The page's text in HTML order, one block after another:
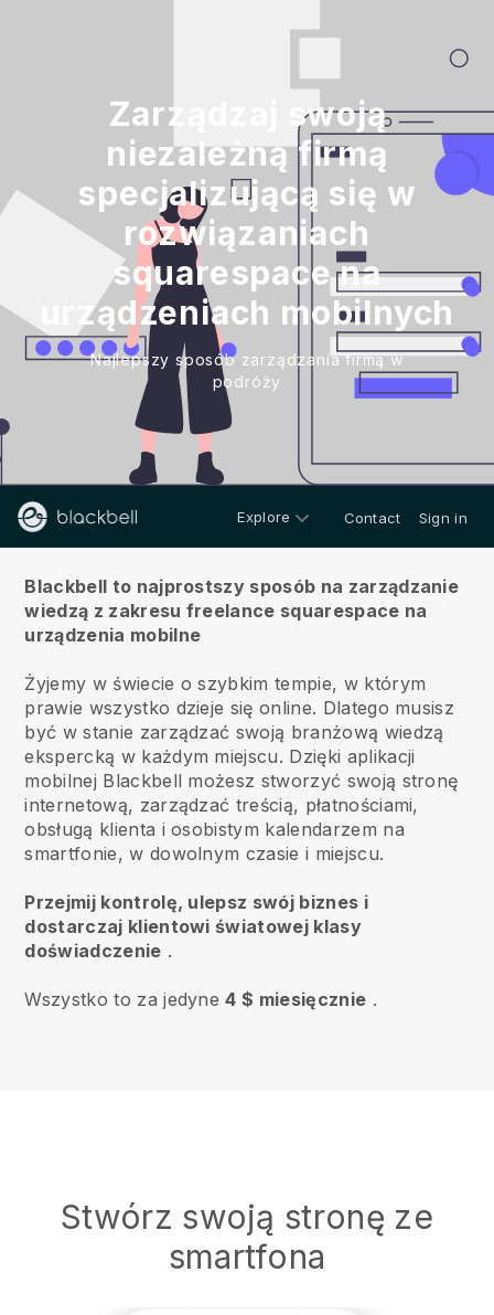
Zarządzaj swoją
niezależną firmą
specjalizującą się w
rozwiązaniach
squarespace na
urządzeniach mobilnych
Najlepszy sposób zarządzania firmą w
podróży
Explore Contact Sign in
Blackbell to najprostszy sposób na zarządzanie
wiedzą z zakresu freelance squarespace na
urządzenia mobilne
Żyjemy w świecie o szybkim tempie, w którym
prawie wszystko dzieje się online. Dlatego musisz
być w stanie zarządzać swoją branżową wiedzą
ekspercką w każdym miejscu. Dzięki aplikacji
mobilnej Blackbell możesz stworzyć swoją stronę
internetową, zarządzać treścią, płatnościami,
obsługą klienta i osobistym kalendarzem na
smartfonie, w dowolnym czasie i miejscu.
Przejmij kontrolę, ulepsz swój biznes i
dostarczaj klientowi światowej klasy
doświadczenie .
Wszystko to za jedyne4 $ miesięcznie .
Stwórz swoją stronę ze
smartfona